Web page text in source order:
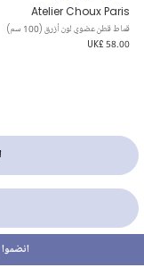
Atelier Choux Paris
قماط قطن عضوي لون أزرق (100 سم)
UK£ 58.00